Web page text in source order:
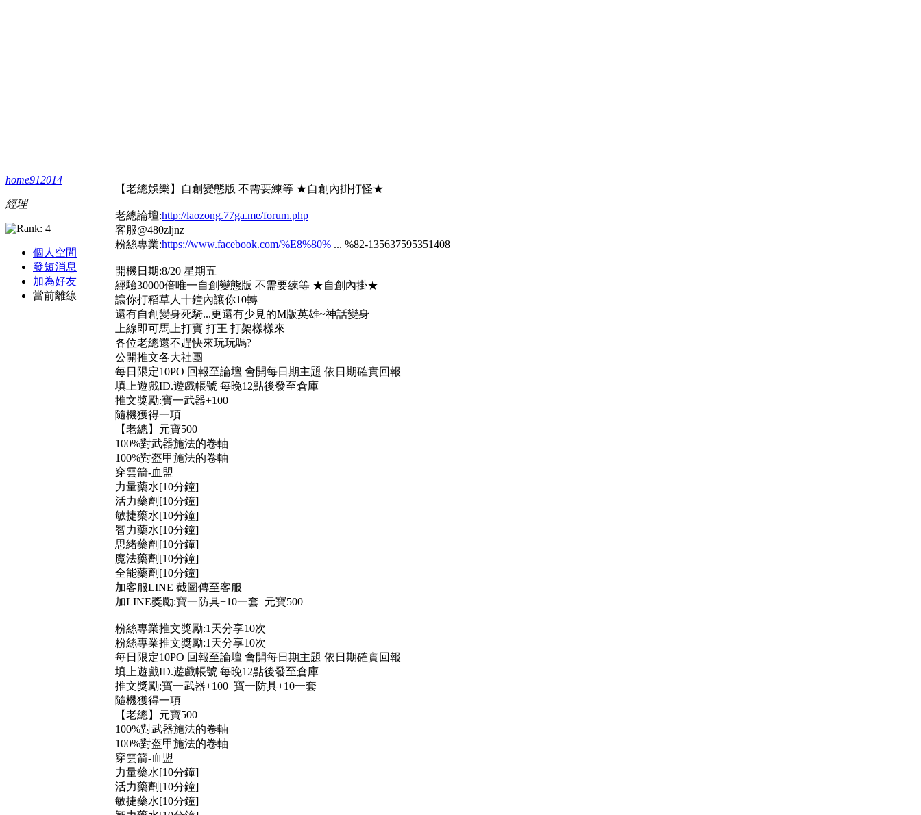
home912014
經理
個人空間
發短消息
加為好友
當前離線
【老總娛樂】自創變態版 不需要練等 ★自創內掛打怪★
老總論壇:http://laozong.77ga.me/forum.php
客服@480zljnz
粉絲專業:https://www.facebook.com/%E8%80% ... %82-135637595351408
開機日期:8/20 星期五
經驗30000倍唯一自創變態版 不需要練等 ★自創內掛★
讓你打稻草人十鐘內讓你10轉
還有自創變身死騎...更還有少見的M版英雄~神話變身
上線即可馬上打寶 打王 打架樣樣來
各位老總還不趕快來玩玩嗎?
公開推文各大社團
每日限定10PO 回報至論壇 會開每日期主題 依日期確實回報
填上遊戲ID.遊戲帳號 每晚12點後發至倉庫
推文獎勵:寶一武器+100
隨機獲得一項
【老總】元寶500
100%對武器施法的卷軸
100%對盔甲施法的卷軸
穿雲箭-血盟
力量藥水[10分鐘]
活力藥劑[10分鐘]
敏捷藥水[10分鐘]
智力藥水[10分鐘]
思緒藥劑[10分鐘]
魔法藥劑[10分鐘]
全能藥劑[10分鐘]
加客服LINE 截圖傳至客服
加LINE獎勵:寶一防具+10一套 元寶500
粉絲專業推文獎勵:1天分享10次
粉絲專業推文獎勵:1天分享10次
每日限定10PO 回報至論壇 會開每日期主題 依日期確實回報
填上遊戲ID.遊戲帳號 每晚12點後發至倉庫
推文獎勵:寶一武器+100 寶一防具+10一套
隨機獲得一項
【老總】元寶500
100%對武器施法的卷軸
100%對盔甲施法的卷軸
穿雲箭-血盟
力量藥水[10分鐘]
活力藥劑[10分鐘]
敏捷藥水[10分鐘]